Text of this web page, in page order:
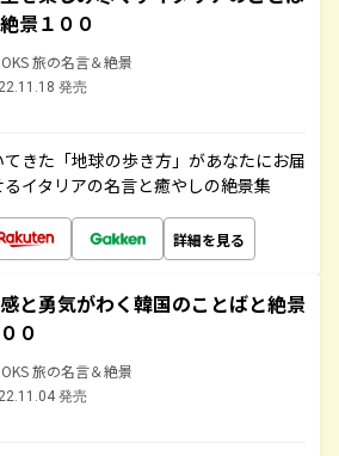
景１００
旅の名言＆絶景
発売
きた「地球の歩き方」があなたにお届
イタリアの名言と癒やしの絶景集
詳細を見る
と勇気がわく韓国のことばと絶景
０
旅の名言＆絶景
発売